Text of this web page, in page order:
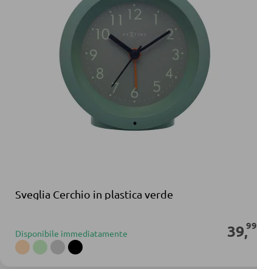
Sveglia Cerchio in plastica verde
Disponibile immediatamente 39,99